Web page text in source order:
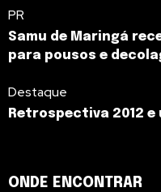
PR
Samu de Maringá
para pousos e
Destaque
Retrospectiva 2012 e
ONDE ENCONTRAR